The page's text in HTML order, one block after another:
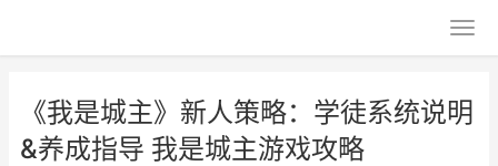
《我是城主》新人策略：学徒系统说明
&养成指导 我是城主游戏攻略